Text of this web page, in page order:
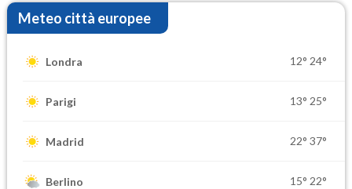
Meteo città europee
Londra 12° 24°
Parigi 13° 25°
Madrid 22° 37°
Berlino 15° 22°